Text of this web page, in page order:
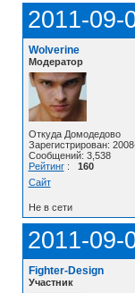
2011-09-
Wolverine
Модератор
Откуда Домодедово
Зарегистрирован:
Сообщений: 3,538
Рейтинг: 160
Сайт
Не в сети
2011-09-
Fighter-Design
Участник